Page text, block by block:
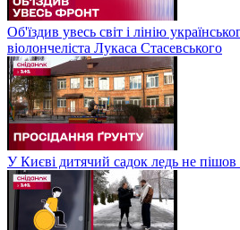
Об'їздив увесь світ і лінію
віолончеліста Лукаса Стасевського
У Києві дитячий садок ледь не